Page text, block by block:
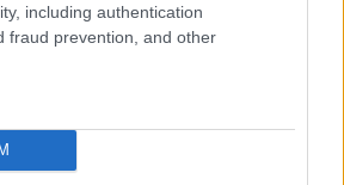
including authentication
fraud prevention, and other
διαταραχής